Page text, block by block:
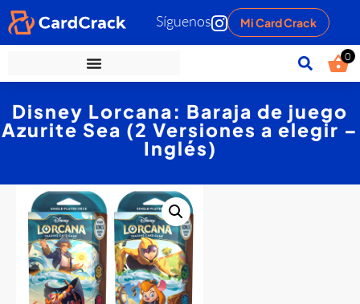
Síguenos Mi Card Crack
0
Disney Lorcana: Baraja de juego
Azurite Sea (2 Versiones a elegir –
Inglés)